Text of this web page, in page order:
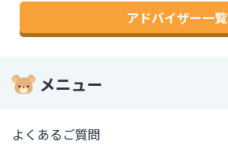
アドバイザー一覧
メニュー
よくあるご質問